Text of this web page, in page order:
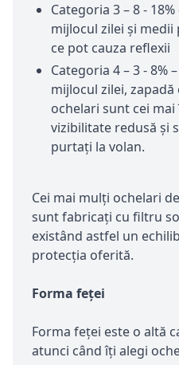
Categoria 3 – 8 -
mijlocul zilei și medii
ce pot cauza reflexii
Categoria 4 – 3 - 8%
mijlocul zilei,
ochelari sunt cei
vizibilitate redusă și
purtați la volan.
Cei mai mulți ochelari
sunt fabricați cu filtru
existând astfel un
protecția oferită.
Forma feței
Forma feței este o altă
atunci când îți alegi